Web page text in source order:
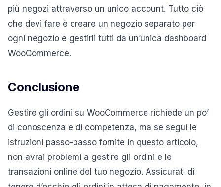
più negozi attraverso un unico account. Tutto ciò
che devi fare è creare un negozio separato per
ogni negozio e gestirli tutti da un’unica dashboard
WooCommerce.
Conclusione
Gestire gli ordini su WooCommerce richiede un po’
di conoscenza e di competenza, ma se segui le
istruzioni passo-passo fornite in questo articolo,
non avrai problemi a gestire gli ordini e le
transazioni online del tuo negozio. Assicurati di